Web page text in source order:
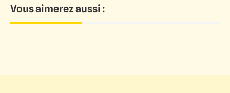
Vous aimerez aussi :